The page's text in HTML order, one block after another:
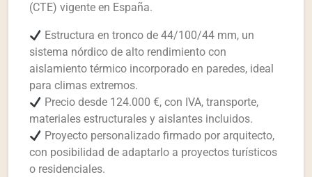
(CTE) vigente en España.
Estructura en tronco de 44/100/44 mm, un
sistema nórdico de alto rendimiento con
aislamiento térmico incorporado en paredes, ideal
para climas extremos.
Precio desde 124.000 €, con IVA, transporte,
materiales estructurales y aislantes incluidos.
Proyecto personalizado firmado por arquitecto,
con posibilidad de adaptarlo a proyectos turísticos
o residenciales.